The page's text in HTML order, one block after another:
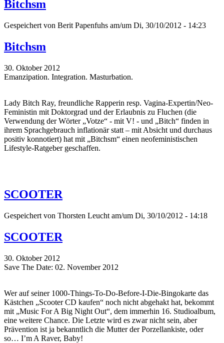
Bitchsm
Gespeichert von Berit Papenfuhs am/um Di, 30/10/2012 - 14:23
Bitchsm
30. Oktober 2012
Emanzipation. Integration. Masturbation.
Lady Bitch Ray, freundliche Rapperin resp. Vagina-Expertin/Neo-
Feministin mit Doktorgrad und der Erlaubnis zu Fluchen (die
Verwendung der Wörter „Votze“ - mit V! - und „Bitch“ finden in
ihrem Sprachgebrauch inflationär statt – mit Absicht und durchaus
positiv konnotiert) hat mit „Bitchsm“ einen neofeministischen
Lifestyle-Ratgeber geschaffen.
SCOOTER
Gespeichert von Thorsten Leucht am/um Di, 30/10/2012 - 14:18
SCOOTER
30. Oktober 2012
Save The Date: 02. November 2012
Wer auf seiner 1000-Things-To-Do-Before-I-Die-Bingokarte das
Kästchen „Scooter CD kaufen“ noch nicht abgehakt hat, bekommt
mit „Music For A Big Night Out“, dem immerhin 16. Studioalbum,
eine weitere Chance. Die Letzte wird es zwar nicht sein, aber
Prävention ist ja bekanntlich die Mutter der Porzellankiste, oder
so… I’m A Raver, Baby!